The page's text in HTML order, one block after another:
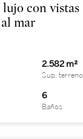
con vistas
mar
2.582 m²
Sup. terreno
6
Baños